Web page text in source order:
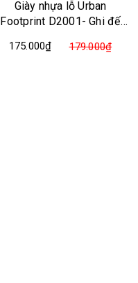
Giày nhựa lỗ Urban
Footprint D2001- Ghi đế
175.000₫ 179.000₫